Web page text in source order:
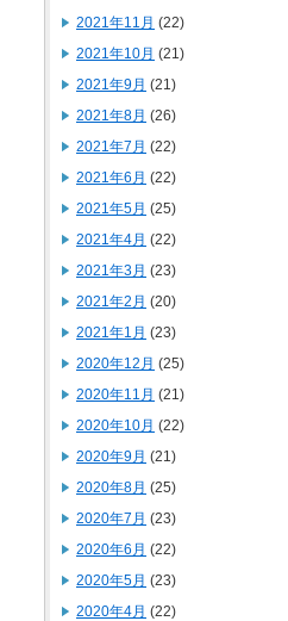
2021年11月 (22)
2021年10月 (21)
2021年9月 (21)
2021年8月 (26)
2021年7月 (22)
2021年6月 (22)
2021年5月 (25)
2021年4月 (22)
2021年3月 (23)
2021年2月 (20)
2021年1月 (23)
2020年12月 (25)
2020年11月 (21)
2020年10月 (22)
2020年9月 (21)
2020年8月 (25)
2020年7月 (23)
2020年6月 (22)
2020年5月 (23)
2020年4月 (22)